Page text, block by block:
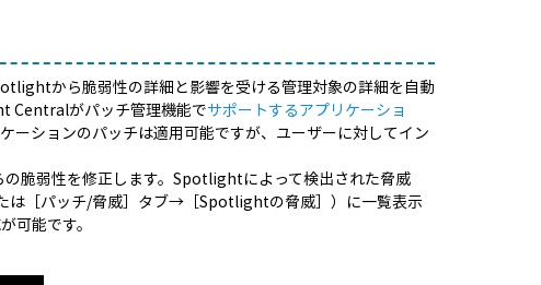
から脆弱性の詳細と影響を受ける管理対象の詳細を自動
Centralがパッチ管理機能でサポートするアプリケーショ
ーションのパッチは適用可能ですが、ユーザーに対してイン
脆弱性を修正します。Spotlightによって検出された脅威
は［パッチ/脅威］タブ→［Spotlightの脅威］）に一覧表示
可能です。